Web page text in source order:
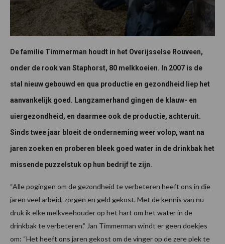
De familie Timmerman houdt in het Overijsselse Rouveen,
onder de rook van Staphorst, 80 melkkoeien. In 2007 is de
stal nieuw gebouwd en qua productie en gezondheid liep het
aanvankelijk goed. Langzamerhand gingen de klauw- en
uiergezondheid, en daarmee ook de productie, achteruit.
Sinds twee jaar bloeit de onderneming weer volop, want na
jaren zoeken en proberen bleek goed water in de drinkbak het
missende puzzelstuk op hun bedrijf te zijn.
“Alle pogingen om de gezondheid te verbeteren heeft ons in die
jaren veel arbeid, zorgen en geld gekost. Met de kennis van nu
druk ik elke melkveehouder op het hart om het water in de
drinkbak te verbeteren.” Jan Timmerman windt er geen doekjes
om: “Het heeft ons jaren gekost om de vinger op de zere plek te